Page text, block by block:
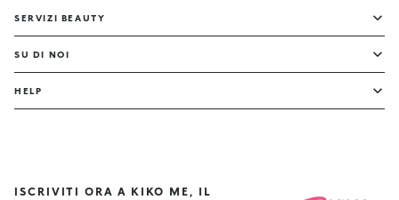
SERVIZI BEAUTY
SU DI NOI
HELP
ISCRIVITI ORA A KIKO ME, IL